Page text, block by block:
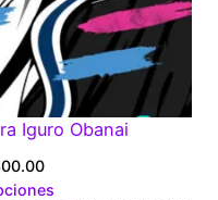
Iguro Obanai
Price
range: